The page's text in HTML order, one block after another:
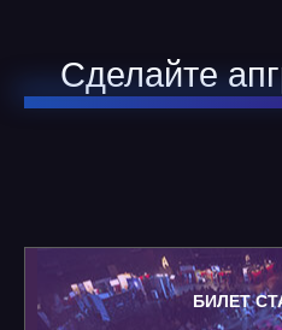
Сделайте
БИЛЕТ